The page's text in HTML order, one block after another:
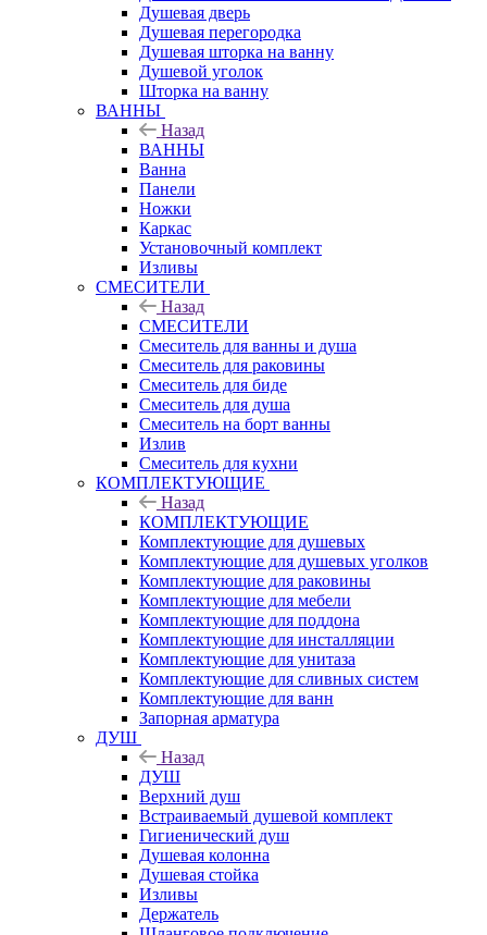
Душевая дверь
Душевая перегородка
Душевая шторка на ванну
Душевой уголок
Шторка на ванну
ВАННЫ
Назад
ВАННЫ
Ванна
Панели
Ножки
Каркас
Установочный комплект
Изливы
СМЕСИТЕЛИ
Назад
СМЕСИТЕЛИ
Смеситель для ванны и душа
Смеситель для раковины
Смеситель для биде
Смеситель для душа
Смеситель на борт ванны
Излив
Смеситель для кухни
КОМПЛЕКТУЮЩИЕ
Назад
КОМПЛЕКТУЮЩИЕ
Комплектующие для душевых
Комплектующие для душевых уголков
Комплектующие для раковины
Комплектующие для мебели
Комплектующие для поддона
Комплектующие для инсталляции
Комплектующие для унитаза
Комплектующие для сливных систем
Комплектующие для ванн
Запорная арматура
ДУШ
Назад
ДУШ
Верхний душ
Встраиваемый душевой комплект
Гигиенический душ
Душевая колонна
Душевая стойка
Изливы
Держатель